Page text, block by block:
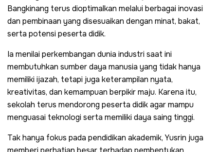
Bangkinang terus dioptimalkan melalui berbagai inovasi
dan pembinaan yang disesuaikan dengan minat, bakat,
serta potensi peserta didik.
Ia menilai perkembangan dunia industri saat ini
membutuhkan sumber daya manusia yang tidak hanya
memiliki ijazah, tetapi juga keterampilan nyata,
kreativitas, dan kemampuan berpikir maju. Karena itu,
sekolah terus mendorong peserta didik agar mampu
menguasai teknologi serta memiliki daya saing tinggi.
Tak hanya fokus pada pendidikan akademik, Yusrin juga